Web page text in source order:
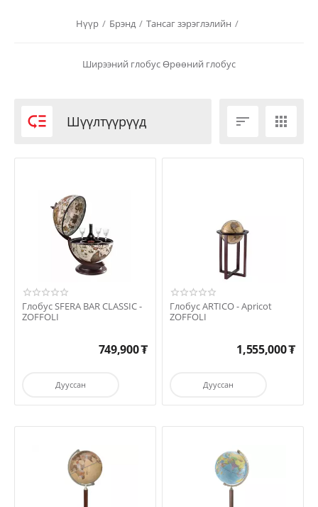
Нүүр / Брэнд / Тансаг зэрэглэлийн /
Ширээний глобусӨрөөний глобус
 Шүүлтүүрүүд  
Глобус SFERA BAR CLASSIC -
ZOFFOLI
749,900₮
Дууссан
Глобус ARTICO - Apricot
ZOFFOLI
1,555,000₮
Дууссан